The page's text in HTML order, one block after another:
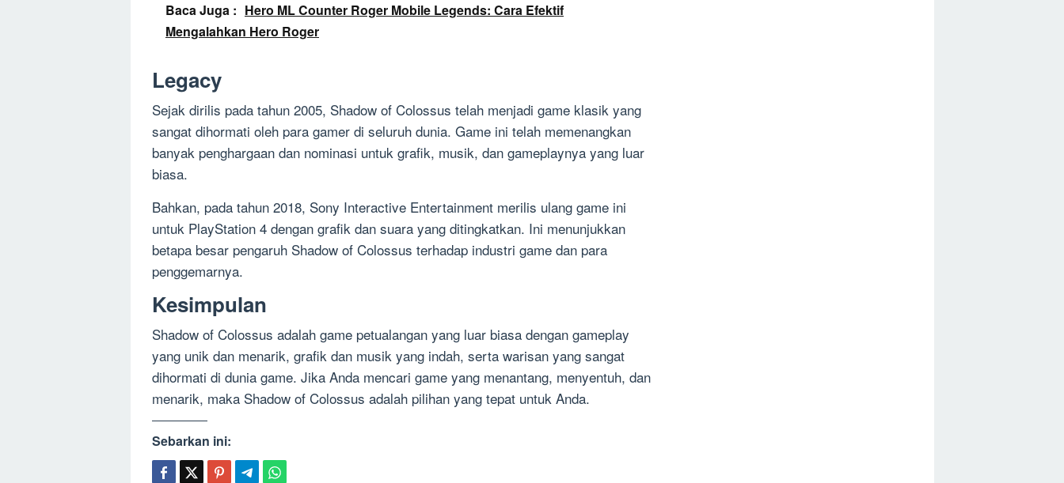
Baca Juga : Hero ML Counter Roger Mobile Legends: Cara Efektif
Mengalahkan Hero Roger
Legacy
Sejak dirilis pada tahun 2005, Shadow of Colossus telah menjadi game klasik yang
sangat dihormati oleh para gamer di seluruh dunia. Game ini telah memenangkan
banyak penghargaan dan nominasi untuk grafik, musik, dan gameplaynya yang luar
biasa.
Bahkan, pada tahun 2018, Sony Interactive Entertainment merilis ulang game ini
untuk PlayStation 4 dengan grafik dan suara yang ditingkatkan. Ini menunjukkan
betapa besar pengaruh Shadow of Colossus terhadap industri game dan para
penggemarnya.
Kesimpulan
Shadow of Colossus adalah game petualangan yang luar biasa dengan gameplay
yang unik dan menarik, grafik dan musik yang indah, serta warisan yang sangat
dihormati di dunia game. Jika Anda mencari game yang menantang, menyentuh, dan
menarik, maka Shadow of Colossus adalah pilihan yang tepat untuk Anda.
Sebarkan ini: